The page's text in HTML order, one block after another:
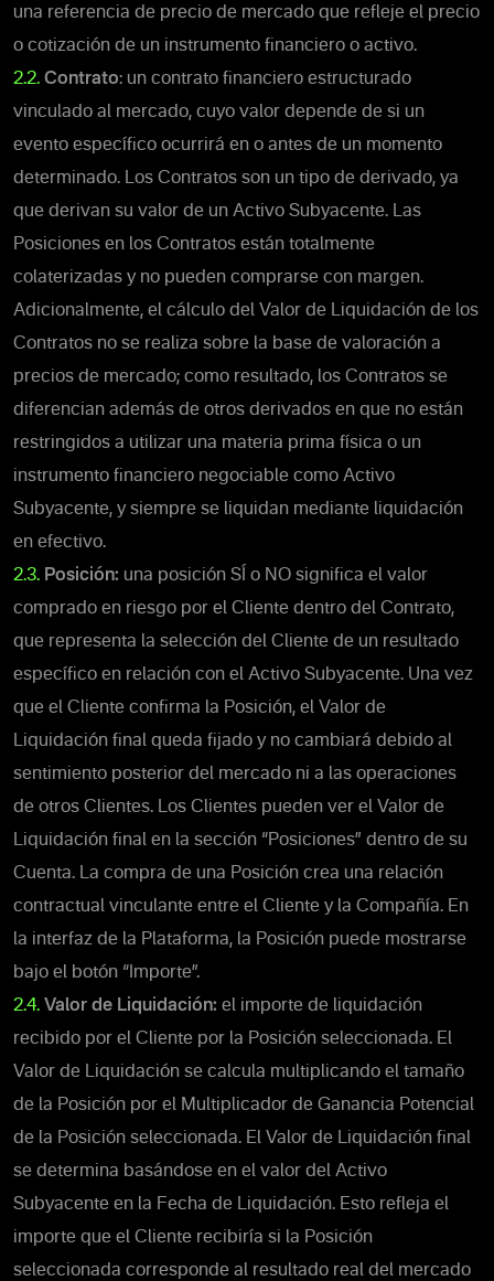
una referencia de precio de mercado que refleje el precio
o cotización de un instrumento financiero o activo.
2.2. Contrato: un contrato financiero estructurado
vinculado al mercado, cuyo valor depende de si un
evento específico ocurrirá en o antes de un momento
determinado. Los Contratos son un tipo de derivado, ya
que derivan su valor de un Activo Subyacente. Las
Posiciones en los Contratos están totalmente
colaterizadas y no pueden comprarse con margen.
Adicionalmente, el cálculo del Valor de Liquidación de los
Contratos no se realiza sobre la base de valoración a
precios de mercado; como resultado, los Contratos se
diferencian además de otros derivados en que no están
restringidos a utilizar una materia prima física o un
instrumento financiero negociable como Activo
Subyacente, y siempre se liquidan mediante liquidación
en efectivo.
2.3. Posición: una posición SÍ o NO significa el valor
comprado en riesgo por el Cliente dentro del Contrato,
que representa la selección del Cliente de un resultado
específico en relación con el Activo Subyacente. Una vez
que el Cliente confirma la Posición, el Valor de
Liquidación final queda fijado y no cambiará debido al
sentimiento posterior del mercado ni a las operaciones
de otros Clientes. Los Clientes pueden ver el Valor de
Liquidación final en la sección “Posiciones” dentro de su
Cuenta. La compra de una Posición crea una relación
contractual vinculante entre el Cliente y la Compañía. En
la interfaz de la Plataforma, la Posición puede mostrarse
bajo el botón “Importe”.
2.4. Valor de Liquidación: el importe de liquidación
recibido por el Cliente por la Posición seleccionada. El
Valor de Liquidación se calcula multiplicando el tamaño
de la Posición por el Multiplicador de Ganancia Potencial
de la Posición seleccionada. El Valor de Liquidación final
se determina basándose en el valor del Activo
Subyacente en la Fecha de Liquidación. Esto refleja el
importe que el Cliente recibiría si la Posición
seleccionada corresponde al resultado real del mercado